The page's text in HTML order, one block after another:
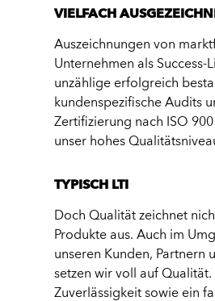
VIELFACH
Auszeichnungen von
Unternehmen als Success-
unzählige erfolgreich
kundenspezifische Audits
Zertifizierung nach ISO
unser hohes
TYPISCH LTI
Doch Qualität zeichnet
Produkte aus. Auch im
unseren Kunden, Partnern
setzen wir voll auf
Zuverlässigkeit sowie ein